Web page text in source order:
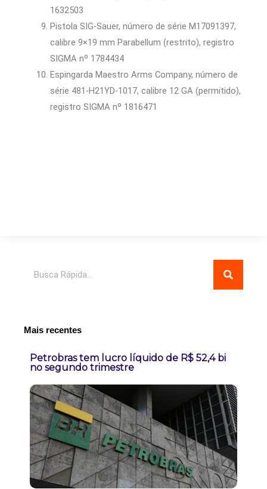
1632503
Pistola SIG-Sauer, número de série M17091397,
calibre 9×19 mm Parabellum (restrito), registro
SIGMA nº 1784434
Espingarda Maestro Arms Company, número de
série 481-H21YD-1017, calibre 12 GA (permitido),
registro SIGMA nº 1816471
Mais recentes
Petrobras tem lucro líquido de R$ 52,4 bi
no segundo trimestre